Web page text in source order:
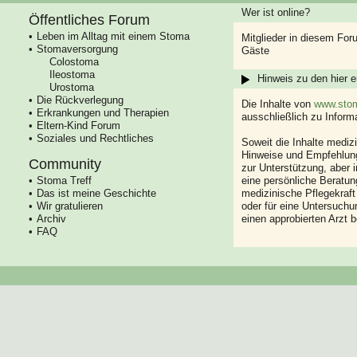
Öffentliches Forum
Leben im Alltag mit einem Stoma
Stomaversorgung
Colostoma
Ileostoma
Urostoma
Die Rückverlegung
Erkrankungen und Therapien
Eltern-Kind Forum
Soziales und Rechtliches
Community
Stoma Treff
Das ist meine Geschichte
Wir gratulieren
Archiv
FAQ
Wer ist online?
Mitglieder in diesem
Gäste
Hinweis zu den hier
Die Inhalte von
ausschließlich zu
Soweit die Inhalte
Hinweise und
zur Unterstützung, aber
eine persönliche
medizinische
oder für eine
einen approbierten Arzt